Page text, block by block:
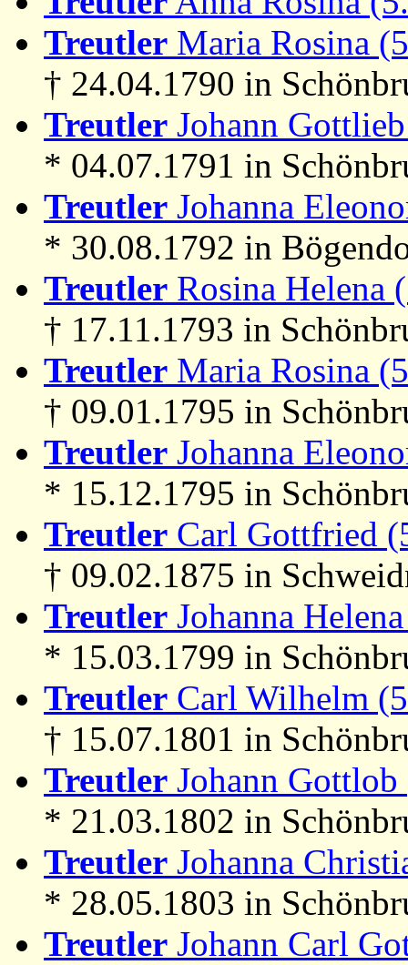
Treutler Maria Rosina
† 24.04.1790 in
Treutler Johann
* 04.07.1791 in
Treutler Johanna
* 30.08.1792 in
Treutler Rosina Helena
† 17.11.1793 in
Treutler Maria Rosina
† 09.01.1795 in
Treutler Johanna
* 15.12.1795 in
Treutler Carl Gottfried
† 09.02.1875 in
Treutler Johanna
* 15.03.1799 in
Treutler Carl Wilhelm
† 15.07.1801 in
Treutler Johann
* 21.03.1802 in
Treutler Johanna
* 28.05.1803 in
Treutler Johann Carl